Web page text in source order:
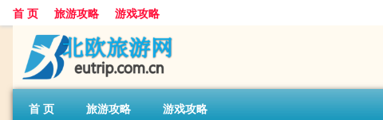
首 页 旅游攻略 游戏攻略
首 页 旅游攻略 游戏攻略